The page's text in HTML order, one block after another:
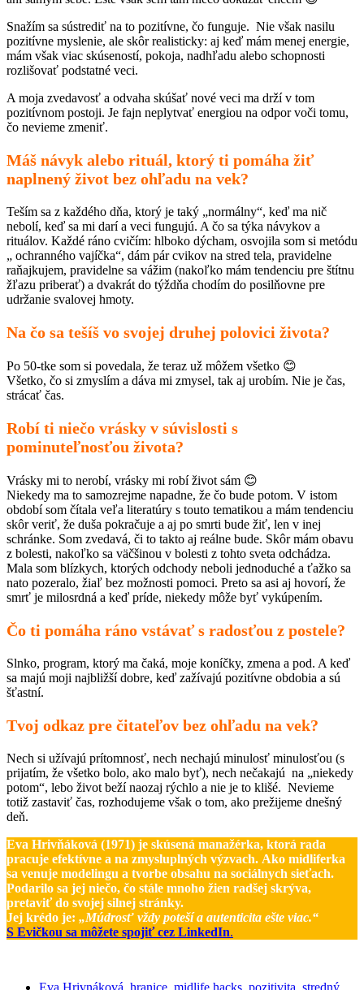
Snažím sa sústrediť na to pozitívne, čo funguje. Nie však nasilu
pozitívne myslenie, ale skôr realisticky: aj keď mám menej energie,
mám však viac skúseností, pokoja, nadhľadu alebo schopnosti
rozlišovať podstatné veci.
A moja zvedavosť a odvaha skúšať nové veci ma drží v tom
pozitívnom postoji. Je fajn neplytvať energiou na odpor voči tomu,
čo nevieme zmeniť.
Máš návyk alebo rituál, ktorý ti pomáha žiť
naplnený život bez ohľadu na vek?
Teším sa z každého dňa, ktorý je taký „normálny“, keď ma nič
nebolí, keď sa mi darí a veci fungujú. A čo sa týka návykov a
rituálov. Každé ráno cvičím: hlboko dýcham, osvojila som si metódu
„ ochranného vajíčka“, dám pár cvikov na stred tela, pravidelne
raňajkujem, pravidelne sa vážim (nakoľko mám tendenciu pre štítnu
žľazu priberať) a dvakrát do týždňa chodím do posilňovne pre
udržanie svalovej hmoty.
Na čo sa tešíš vo svojej druhej polovici života?
Po 50-tke som si povedala, že teraz už môžem všetko 😊
Všetko, čo si zmyslím a dáva mi zmysel, tak aj urobím. Nie je čas,
strácať čas.
Robí ti niečo vrásky v súvislosti s
pominuteľnosťou života?
Vrásky mi to nerobí, vrásky mi robí život sám 😊
Niekedy ma to samozrejme napadne, že čo bude potom. V istom
období som čítala veľa literatúry s touto tematikou a mám tendenciu
skôr veriť, že duša pokračuje a aj po smrti bude žiť, len v inej
schránke. Som zvedavá, či to takto aj reálne bude. Skôr mám obavu
z bolesti, nakoľko sa väčšinou v bolesti z tohto sveta odchádza.
Mala som blízkych, ktorých odchody neboli jednoduché a ťažko sa
nato pozeralo, žiaľ bez možnosti pomoci. Preto sa asi aj hovorí, že
smrť je milosrdná a keď príde, niekedy môže byť vykúpením.
Čo ti pomáha ráno vstávať s radosťou z postele?
Slnko, program, ktorý ma čaká, moje koníčky, zmena a pod. A keď
sa majú moji najbližší dobre, keď zažívajú pozitívne obdobia a sú
šťastní.
Tvoj odkaz pre čitateľov bez ohľadu na vek?
Nech si užívajú prítomnosť, nech nechajú minulosť minulosťou (s
prijatím, že všetko bolo, ako malo byť), nech nečakajú na „niekedy
potom“, lebo život beží naozaj rýchlo a nie je to klišé. Nevieme
totiž zastaviť čas, rozhodujeme však o tom, ako prežijeme dnešný
deň.
Eva Hrivňáková (1971) je skúsená manažérka, ktorá rada
pracuje efektívne a na zmysluplných výzvach. Ako midliferka
sa venuje modelingu a tvorbe obsahu na sociálnych sieťach.
Podarilo sa jej niečo, čo stále mnoho žien radšej skrýva,
pretaviť do svojej silnej stránky.
Jej krédo je: „Múdrosť vždy poteší a autenticita ešte viac.“
S Evičkou sa môžete spojiť cez LinkedIn.
Eva Hrivnáková, hranice, midlife hacks, pozitivita, stredný